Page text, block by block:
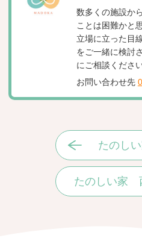
数多くの施設か
ことは困難かと
立場に立った目
をご一緒に検討
にご相談ください
お問い合わせ先
たのし
たのしい家